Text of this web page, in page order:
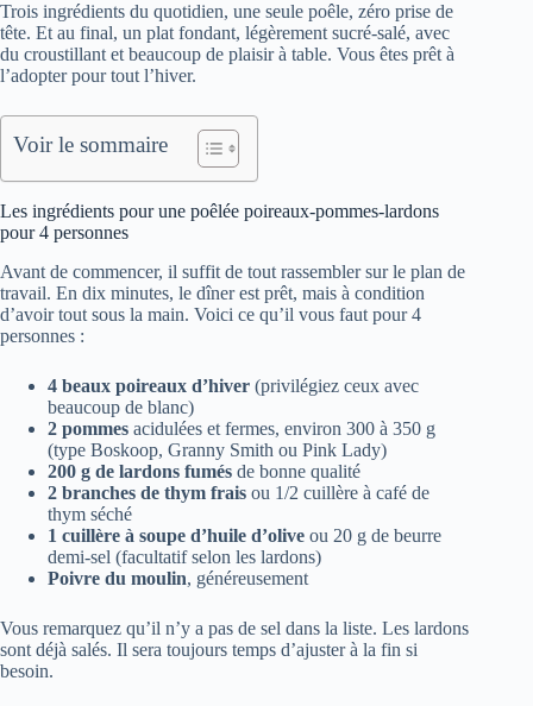
Trois ingrédients du quotidien, une seule poêle, zéro prise de
tête. Et au final, un plat fondant, légèrement sucré-salé, avec
du croustillant et beaucoup de plaisir à table. Vous êtes prêt à
l’adopter pour tout l’hiver.
Voir le sommaire
Les ingrédients pour une poêlée poireaux-pommes-lardons
pour 4 personnes
Avant de commencer, il suffit de tout rassembler sur le plan de
travail. En dix minutes, le dîner est prêt, mais à condition
d’avoir tout sous la main. Voici ce qu’il vous faut pour 4
personnes :
4 beaux poireaux d’hiver (privilégiez ceux avec
beaucoup de blanc)
2 pommes acidulées et fermes, environ 300 à 350 g
(type Boskoop, Granny Smith ou Pink Lady)
200 g de lardons fumés de bonne qualité
2 branches de thym frais ou 1/2 cuillère à café de
thym séché
1 cuillère à soupe d’huile d’olive ou 20 g de beurre
demi-sel (facultatif selon les lardons)
Poivre du moulin, généreusement
Vous remarquez qu’il n’y a pas de sel dans la liste. Les lardons
sont déjà salés. Il sera toujours temps d’ajuster à la fin si
besoin.